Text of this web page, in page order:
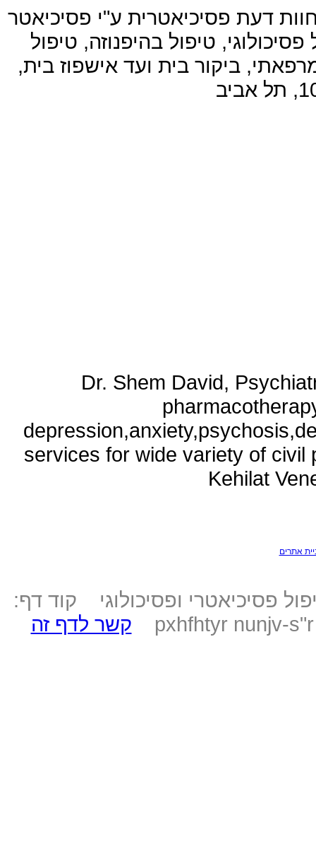
דעת פסיכיאטרית ע"י פסיכיאטר
טיפול בהיפנוזה, טיפול
ביקור בית ועד אישפוז בית,
Dr. Shem David,
services for wide variety of civil
Kehilat
אתרים
פסיכיאטרי ופסיכולוגי קוד דף:
pxhfhtyr nunjv-
קשר לדף זה